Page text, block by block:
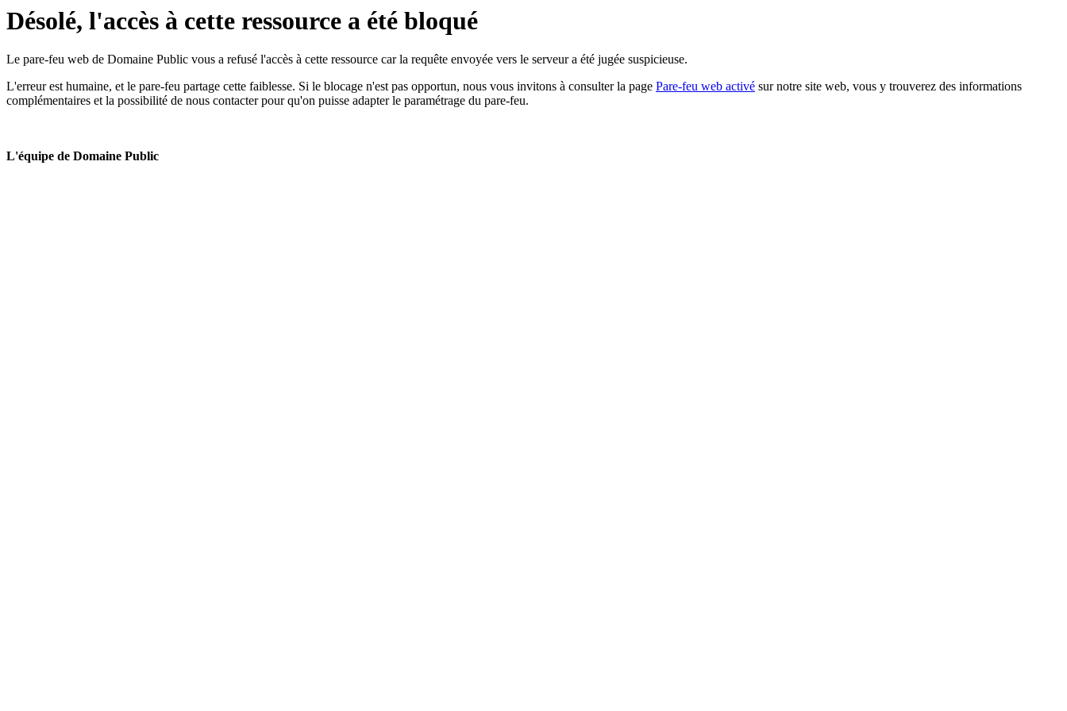
Désolé, l'accès à cette ressource a été bloqué
Le pare-feu web de Domaine Public vous a refusé l'accès à cette ressource car la requête envoyée vers le serveur a été jugée suspicieuse.
L'erreur est humaine, et le pare-feu partage cette faiblesse. Si le blocage n'est pas opportun, nous vous invitons à consulter la page Pare-feu web activé sur notre site web, vous y trouverez des informations
complémentaires et la possibilité de nous contacter pour qu'on puisse adapter le paramétrage du pare-feu.
L'équipe de Domaine Public